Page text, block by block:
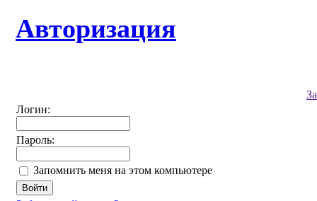
Авторизация
Логин:
Пароль:
Запомнить меня на этом компьютере